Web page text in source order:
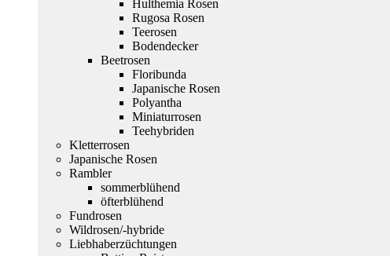
Hulthemia Rosen
Rugosa Rosen
Teerosen
Bodendecker
Beetrosen
Floribunda
Japanische Rosen
Polyantha
Miniaturrosen
Teehybriden
Kletterrosen
Japanische Rosen
Rambler
sommerblühend
öfterblühend
Fundrosen
Wildrosen/-hybride
Liebhaberzüchtungen